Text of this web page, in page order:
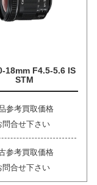
18mm F4.5-5.6 IS
STM
参考買取価格
問合せ下さい
参考買取価格
問合せ下さい